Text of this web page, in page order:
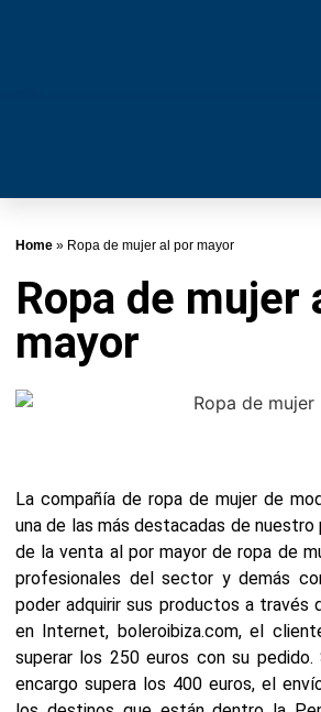
Home » Ropa de mujer al por mayor
Ropa de mujer
mayor
La compañía de ropa de mujer de
una de las más destacadas de
de laventa al por mayor de ropa de
profesionales del sector y demás
poder adquirir sus productos a través
en Internet, boleroibiza.com, el
superar los 250 euros con su pedido.
encargo supera los 400 euros, el